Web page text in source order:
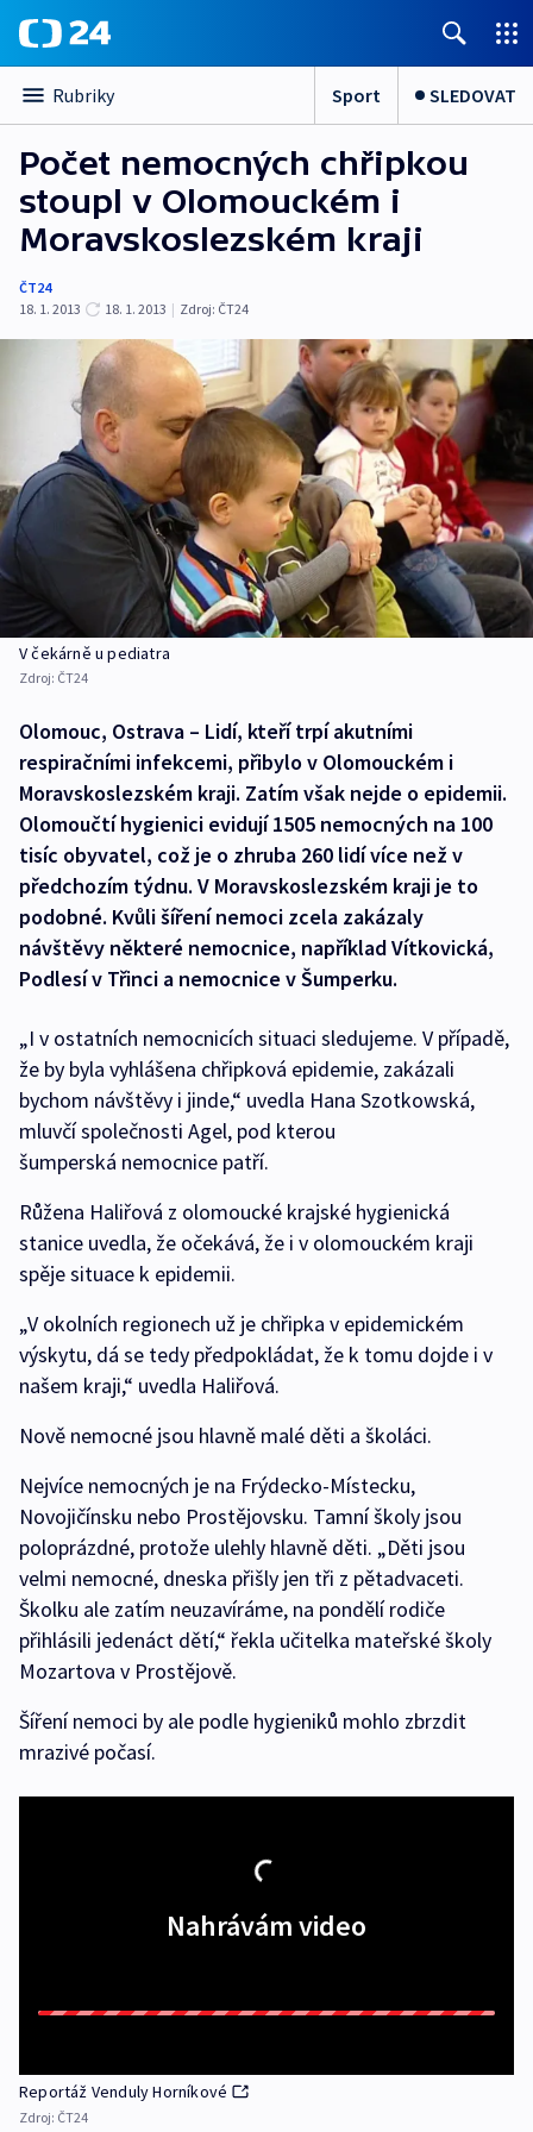
Rubriky Sport SLEDOVAT
Počet nemocných chřipkou
stoupl v Olomouckém i
Moravskoslezském kraji
ČT24
18. 1. 2013
18. 1. 2013 | Zdroj: ČT24
V čekárně u pediatra
Zdroj: ČT24
Olomouc, Ostrava – Lidí, kteří trpí akutními
respiračními infekcemi, přibylo v Olomouckém i
Moravskoslezském kraji. Zatím však nejde o epidemii.
Olomoučtí hygienici evidují 1505 nemocných na 100
tisíc obyvatel, což je o zhruba 260 lidí více než v
předchozím týdnu. V Moravskoslezském kraji je to
podobné. Kvůli šíření nemoci zcela zakázaly
návštěvy některé nemocnice, například Vítkovická,
Podlesí v Třinci a nemocnice v Šumperku.
„I v ostatních nemocnicích situaci sledujeme. V případě,
že by byla vyhlášena chřipková epidemie, zakázali
bychom návštěvy i jinde,“ uvedla Hana Szotkowská,
mluvčí společnosti Agel, pod kterou
šumperská nemocnice patří.
Růžena Haliřová z olomoucké krajské hygienická
stanice uvedla, že očekává, že i v olomouckém kraji
spěje situace k epidemii.
„V okolních regionech už je chřipka v epidemickém
výskytu, dá se tedy předpokládat, že k tomu dojde i v
našem kraji,“ uvedla Haliřová.
Nově nemocné jsou hlavně malé děti a školáci.
Nejvíce nemocných je na Frýdecko-Místecku,
Novojičínsku nebo Prostějovsku. Tamní školy jsou
poloprázdné, protože ulehly hlavně děti. „Děti jsou
velmi nemocné, dneska přišly jen tři z pětadvaceti.
Školku ale zatím neuzavíráme, na pondělí rodiče
přihlásili jedenáct dětí,“ řekla učitelka mateřské školy
Mozartova v Prostějově.
Šíření nemoci by ale podle hygieniků mohlo zbrzdit
mrazivé počasí.
Nahrávám video
Reportáž Venduly Horníkové
Zdroj: ČT24